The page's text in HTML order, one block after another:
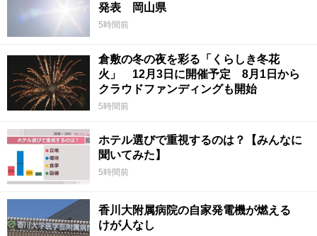
発表 岡山県
5時間前
倉敷の冬の夜を彩る「くらしき冬花
火」 12月3日に開催予定 8月1日から
クラウドファンディングも開始
5時間前
ホテル選びで重視するのは？【みんなに
聞いてみた】
5時間前
香川大附属病院の自家発電機が燃える
けが人なし